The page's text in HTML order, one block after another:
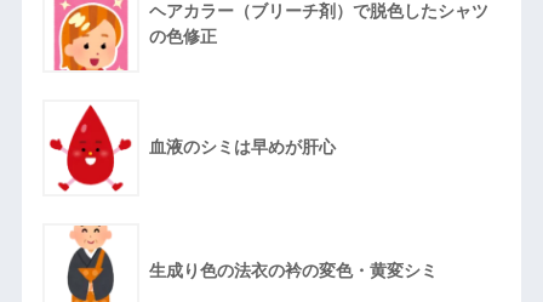
ヘアカラー（ブリーチ剤）で脱色したシャツ
の色修正
血液のシミは早めが肝心
生成り色の法衣の衿の変色・黄変シミ